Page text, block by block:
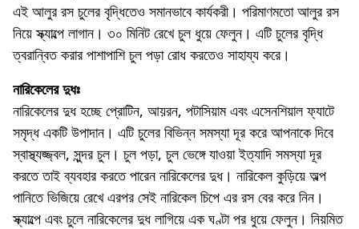
এই আলুর রস চুলের বৃদ্ধিতেও সমানভাবে কার্যকরী। পরিমাণমতো আলুর রস
নিয়ে স্ক্যাল্পে লাগান। ৩০ মিনিট রেখে চুল ধুয়ে ফেলুন। এটি চুলের বৃদ্ধি
ত্বরান্বিত করার পাশাপাশি চুল পড়া রোধ করতেও সাহায্য করে।
নারিকেলের দুধঃ
নারিকেলের দুধ হচ্ছে প্রোটিন, আয়রন, পটাসিয়াম এবং এসেনশিয়াল ফ্যাটে
সমৃদ্ধ একটি উপাদান। এটি চুলের বিভিন্ন সমস্যা দূর করে আপনাকে দিবে
স্বাস্থ্যজ্জ্বল, সুন্দর চুল। চুল পড়া, চুল ভেঙ্গে যাওয়া ইত্যাদি সমস্যা দূর
করতে তাই ব্যবহার করতে পারেন নারিকেলের দুধ। নারিকেল কুড়িয়ে অল্প
পানিতে ভিজিয়ে রেখে এরপর সেই নারিকেল চিপে এর রস বের করে নিন।
স্ক্যাল্পে এবং চুলে নারিকেলের দুধ লাগিয়ে এক ঘণ্টা পর ধুয়ে ফেলুন। নিয়মিত